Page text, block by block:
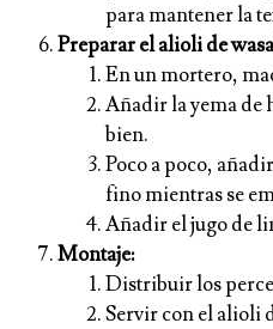
para mantener la
Preparar el alioli de
En un mortero,
Añadir la yema de
bien.
Poco a poco,
fino mientras se
Añadir el jugo de
Montaje:
Distribuir los
Servir con el alioli